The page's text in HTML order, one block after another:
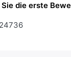
Sie die erste